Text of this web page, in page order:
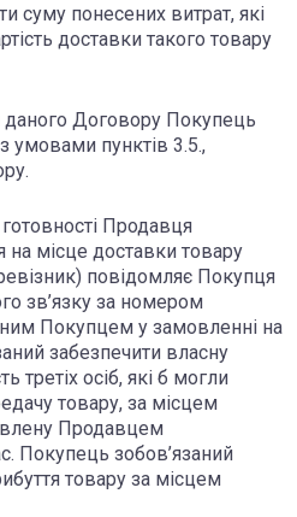
суму понесених витрат, які
доставки такого товару
Договору Покупець
умовами пунктів 3.5.,
Продавця
на місце доставки товару
повідомляє Покупця
зв’язку за номером
Покупцем у замовленні на
забезпечити власну
третіх осіб, які б могли
товару, за місцем
Продавцем
Покупець зобов’язаний
товару за місцем